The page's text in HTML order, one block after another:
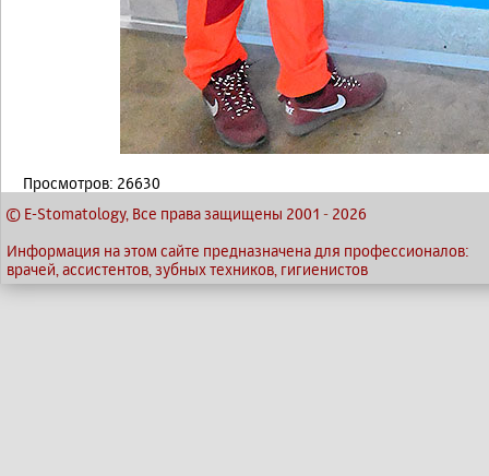
Просмотров: 26630
© E-Stomatology, Все права защищены 2001 - 2026
Информация на этом сайте предназначена для профессионалов:
врачей, ассистентов, зубных техников, гигиенистов